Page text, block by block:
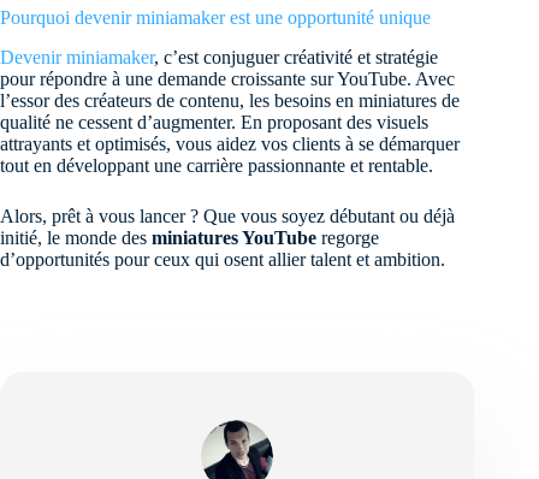
Pourquoi devenir miniamaker est une opportunité unique
Devenir miniamaker, c’est conjuguer créativité et stratégie
pour répondre à une demande croissante sur YouTube. Avec
l’essor des créateurs de contenu, les besoins en miniatures de
qualité ne cessent d’augmenter. En proposant des visuels
attrayants et optimisés, vous aidez vos clients à se démarquer
tout en développant une carrière passionnante et rentable.
Alors, prêt à vous lancer ? Que vous soyez débutant ou déjà
initié, le monde des miniatures YouTube regorge
d’opportunités pour ceux qui osent allier talent et ambition.